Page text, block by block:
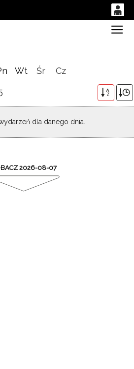
Wt Śr
Cz
A
Z
dla danego dnia.
2026-08-07